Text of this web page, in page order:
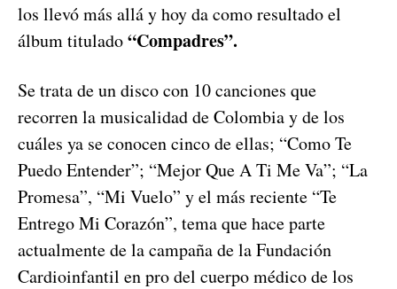
los llevó más allá y hoy da como resultado el
álbum titulado“Compadres”.
Se trata de un disco con 10 canciones que
recorren la musicalidad de Colombia y de los
cuáles ya se conocen cinco de ellas; “Como Te
Puedo Entender”; “Mejor Que A Ti Me Va”; “La
Promesa”, “Mi Vuelo” y el más reciente “Te
Entrego Mi Corazón”, tema que hace parte
actualmente de la campaña de la Fundación
Cardioinfantil en pro del cuerpo médico de los